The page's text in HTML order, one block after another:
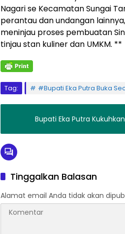
Nagari se Kecamatan Sungai
perantau dan undangan
meninjau proses pembuatan
tinjau stan kuliner dan UMKM. **
Tag: #Bupati Eka Putra Buka
Bupati Eka Putra
Tinggalkan Balasan
Alamat email Anda tidak akan